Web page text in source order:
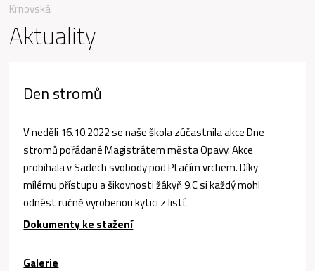
Krnovská
Aktuality
Den stromů
V neděli 16.10.2022 se naše škola zúčastnila akce Dne
stromů pořádané Magistrátem města Opavy. Akce
probíhala v Sadech svobody pod Ptačím vrchem. Díky
mílému přístupu a šikovnosti žákyň 9.C si každý mohl
odnést ručně vyrobenou kytici z listí.
Dokumenty ke stažení
Galerie